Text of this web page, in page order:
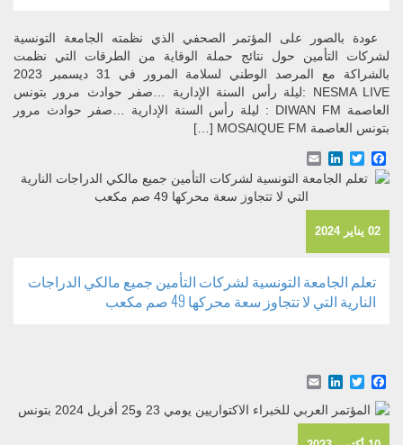
عودة بالصور على المؤتمر الصحفي الذي نظمته الجامعة التونسية
لشركات التأمين حول نتائج حملة الوقاية من الطرقات التي نظمت
بالشراكة مع المرصد الوطني لسلامة المرور في 31 ديسمبر 2023
NESMA LIVE :ليلة رأس السنة الإدارية …صفر حوادث مرور بتونس
العاصمة DIWAN FM : ليلة رأس السنة الإدارية …صفر حوادث مرور
بتونس العاصمة MOSAIQUE FM […]
Facebook
Twitter
LinkedIn
Email
تعلم الجامعة التونسية لشركات التأمين جميع مالكي الدراجات
النارية التي لا تتجاوز سعة محركها 49 صم مكعب
Facebook
Twitter
LinkedIn
Email